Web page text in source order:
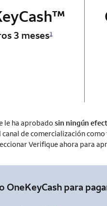
™
3 meses1
le ha aprobado sin ningún
de comercialización
Verifique ahora para
OneKeyCash para